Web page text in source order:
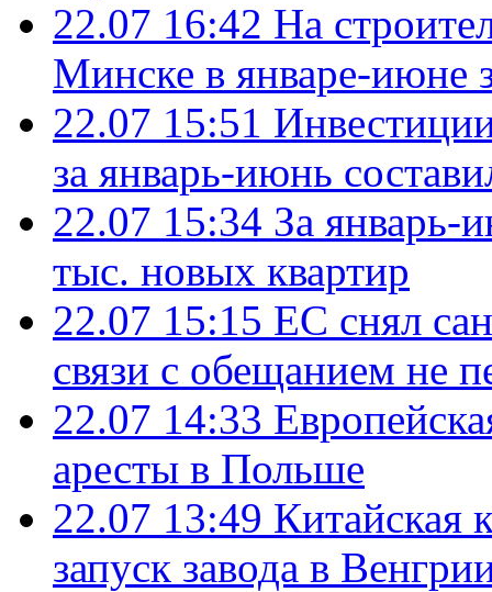
22.07 16:42 На
Минске в январе-июне
22.07 15:51
за январь-июнь
22.07 15:34 За январь-
тыс. новых квартир
22.07 15:15 ЕС снял
связи с обещанием не
22.07 14:33
аресты в Польше
22.07 13:49 Китайская
запуск завода в